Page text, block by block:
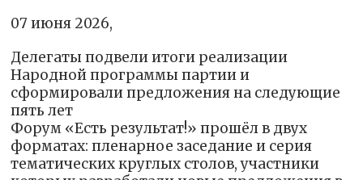
07 июня 2026,
Делегаты подвели итоги реализации
Народной программы партии и
сформировали предложения на следующие
пять лет
Форум «Есть результат!» прошёл в двух
форматах: пленарное заседание и серия
тематических круглых столов, участники